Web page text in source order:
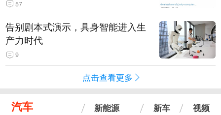
57
告别剧本式演示，具身智能进入生
产力时代
9
点击查看更多
汽车 新能源 新车 视频